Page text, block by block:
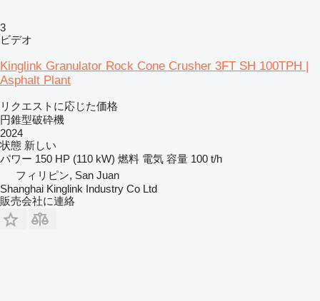
3
ビデオ
Kinglink Granulator Rock Cone Crusher 3FT SH 100TPH |
Asphalt Plant
リクエストに応じた価格
円錐型破砕機
2024
状態 新しい
パワー 150 HP (110 kW) 燃料 電気 容量 100 t/h
フィリピン, San Juan
Shanghai Kinglink Industry Co Ltd
販売会社に連絡